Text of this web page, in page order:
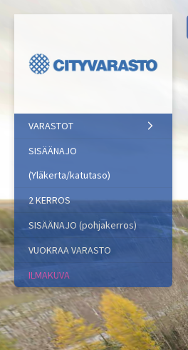
VARASTOT
SISÄÄNAJO
(Yläkerta/katutaso)
2 KERROS
SISÄÄNAJO (pohjakerros)
VUOKRAA VARASTO
ILMAKUVA